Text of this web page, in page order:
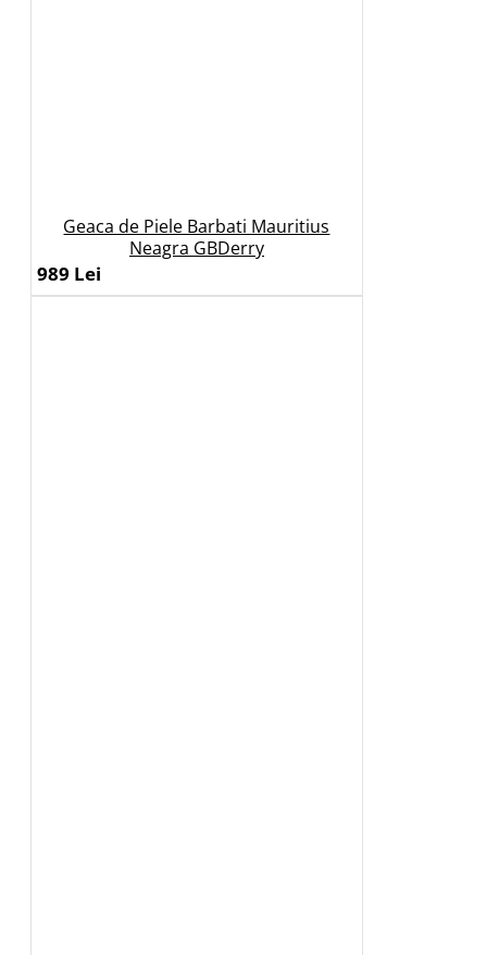
Geaca de Piele Barbati Mauritius
Neagra GBDerry
989 Lei